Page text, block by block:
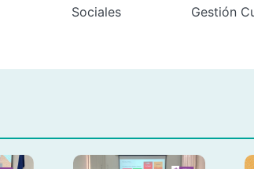
Sociales
Gestión